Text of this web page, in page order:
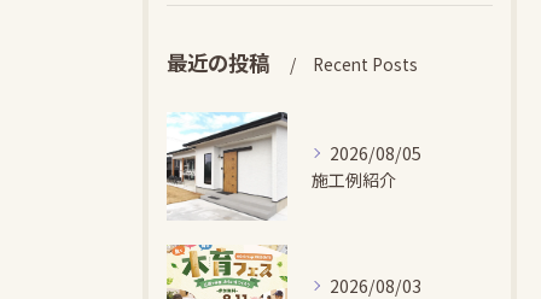
最近の投稿 Recent Posts
2026/08/05
施工例紹介
2026/08/03